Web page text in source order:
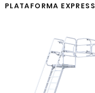
PLATAFORMA EXPRESS